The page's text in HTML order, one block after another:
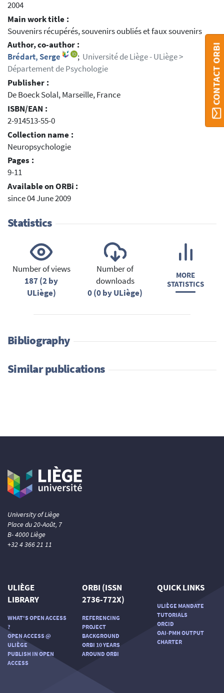
2004
Main work title :
Souvenirs récupérés, souvenirs oubliés et faux souvenirs
Author, co-author :
Brédart, Serge
; Université de Liège - ULiège >
Département de Psychologie
Publisher :
De Boeck Solal, Marseille, France
ISBN/EAN :
2-914513-55-0
Collection name :
Neuropsychologie
Pages :
9-11
Available on ORBi :
since 04 June 2009
Statistics
Number of views
187 (2 by
ULiège)
Number of
downloads
0 (0 by ULiège)
MORE
STATISTICS
Bibliography
Similar publications
CONTACT ORBI
University of Liège
Place du 20-Août, 7
B- 4000 Liège
+32 4 366 21 11
ULIÈGE
LIBRARY
WHAT'S OPEN ACCESS
?
OPEN ACCESS @
ULIÈGE
PUBLISH IN OPEN
ACCESS
ORBI (ISSN
2736-772X)
REFERENCING
PROJECT
BACKGROUND
ORBI 10 YEARS
AROUND ORBI
QUICK LINKS
ULIÈGE MANDATE
TUTORIALS
ORCID
OAI-PMH OUTPUT
CHARTER